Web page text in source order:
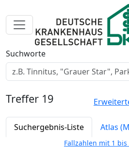
Toggle navigation
Suchworte
Treffer 19
Suchergebnis-Liste Atlas
Fallzahlen mit 1